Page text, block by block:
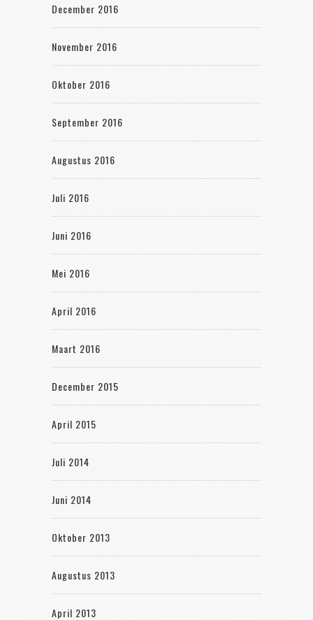
December 2016
November 2016
Oktober 2016
September 2016
Augustus 2016
Juli 2016
Juni 2016
Mei 2016
April 2016
Maart 2016
December 2015
April 2015
Juli 2014
Juni 2014
Oktober 2013
Augustus 2013
April 2013